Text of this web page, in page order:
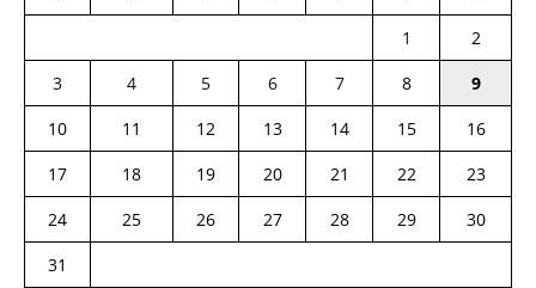
1
2
3
4 5 6 7 8
9
10
11 12 13 14 15
16
17
18 19 20 21 22
23
24
25 26 27 28 29
30
31